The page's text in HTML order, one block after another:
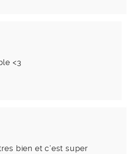
<3
bien et c’est super